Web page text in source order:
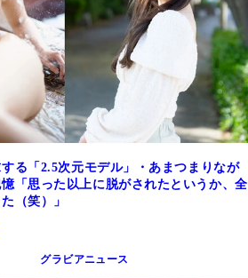
る「2.5次元モデル」・あまつまりなが
「思った以上に脱がされたというか、全
（笑）」
グラビアニュース